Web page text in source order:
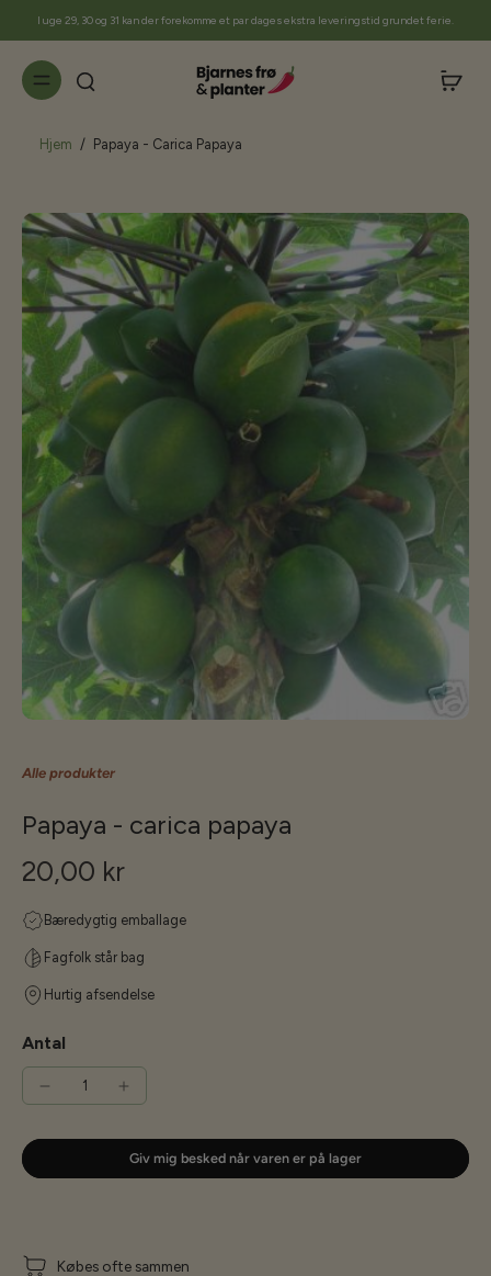
I uge 29, 30 og 31 kan der forekomme et par dages ekstra leveringstid grundet ferie.
Hjem / Papaya - Carica Papaya
Alle produkter
Papaya - carica papaya
20,00 kr
Bæredygtig emballage
Fagfolk står bag
Hurtig afsendelse
Antal
Giv mig besked når varen er på lager
Købes ofte sammen